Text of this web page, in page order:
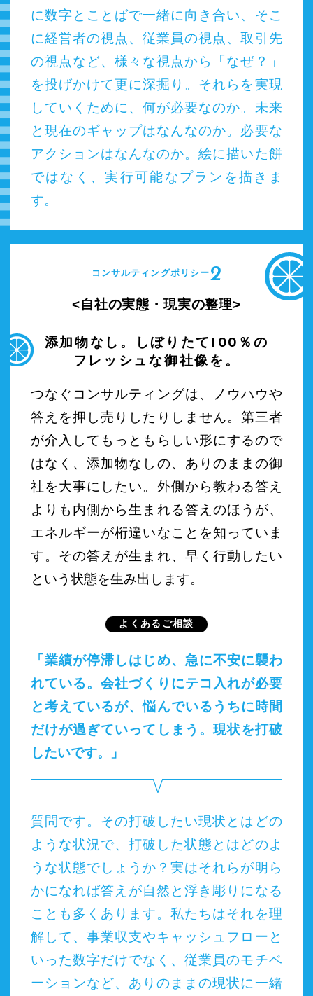
に数字とことばで一緒に向き合い、そこ
に経営者の視点、従業員の視点、取引先
の視点など、様々な視点から「なぜ？」
を投げかけて更に深掘り。それらを実現
していくために、何が必要なのか。未来
と現在のギャップはなんなのか。必要な
アクションはなんなのか。絵に描いた餅
ではなく、実行可能なプランを描きま
す。
コンサルティングポリシー2
自社の実態・現実の整理
添加物なし。しぼりたて100％の
フレッシュな御社像を。
つなぐコンサルティングは、ノウハウや
答えを押し売りしたりしません。第三者
が介入してもっともらしい形にするので
はなく、添加物なしの、ありのままの御
社を大事にしたい。外側から教わる答え
よりも内側から生まれる答えのほうが、
エネルギーが桁違いなことを知っていま
す。その答えが生まれ、早く行動したい
という状態を生み出します。
よくあるご相談
「業績が停滞しはじめ、急に不安に襲わ
れている。会社づくりにテコ入れが必要
と考えているが、悩んでいるうちに時間
だけが過ぎていってしまう。現状を打破
したいです。」
質問です。その打破したい現状とはどの
ような状況で、打破した状態とはどのよ
うな状態でしょうか？実はそれらが明ら
かになれば答えが自然と浮き彫りになる
ことも多くあります。私たちはそれを理
解して、事業収支やキャッシュフローと
いった数字だけでなく、従業員のモチベ
ーションなど、ありのままの現状に一緒